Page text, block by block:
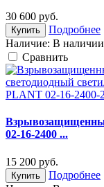
30 600 руб.
Купить
Подробнее
Наличие: В
Cравнить
02-16-2400 ...
15 200 руб.
Купить
Подробнее